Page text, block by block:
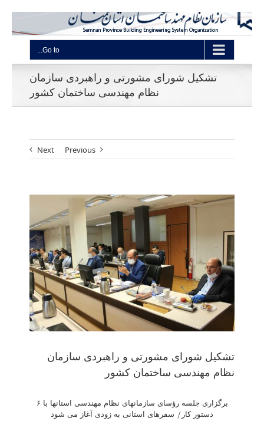
Go to...
تشکیل شورای مشورتی و راهبردی سازمان
نظام مهندسی ساختمان کشور
Previous
Next
View
تشکیل شورای مشورتی و راهبردی سازمان
نظام مهندسی ساختمان کشور
برگزاری جلسه رؤساى سازمانهاى نظام مهندسى استانها با ۶
دستور کار/ سفرهای استانی به زودی آغاز می شود